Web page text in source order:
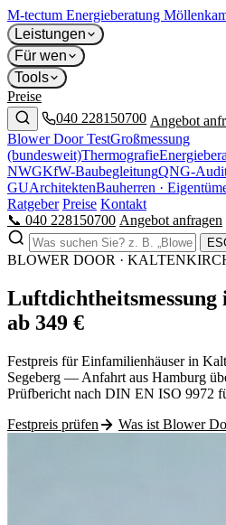
M-tectum Energieberatung
Leistungen
Für wen
Tools
Preise
040 228150700 Angebot
Blower Door TestGroßmessung
(bundesweit)Thermografie
NWGKfW-BaubegleitungQNG-
GUArchitektenBauherren ·
Ratgeber Preise Kontakt
📞 040 228150700 Angebot anfragen
BLOWER DOOR ·
ab 349 €
Festpreis für Einfamilienhäuser in
Segeberg — Anfahrt aus Hamburg
Prüfbericht nach DIN EN ISO 9972
Festpreis prüfen
Was ist Blower